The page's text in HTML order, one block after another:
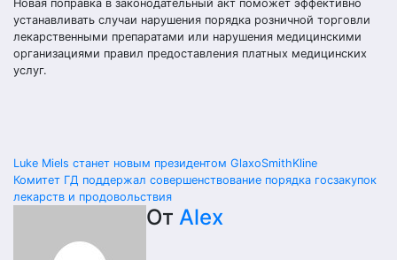
Новая поправка в законодательный акт поможет эффективно
устанавливать случаи нарушения порядка розничной торговли
лекарственными препаратами или нарушения медицинскими
организациями правил предоставления платных медицинских
услуг.
Навигация
по
записям
Luke Miels станет новым президентом GlaxoSmithKline
Комитет ГД поддержал совершенствование порядка госзакупок
лекарств и продовольствия
От Alex